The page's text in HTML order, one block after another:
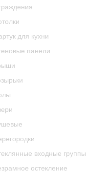
для кухни
панели
входные группы
остекление